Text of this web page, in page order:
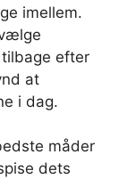
imellem.
efter
at
i dag.
måder
dets